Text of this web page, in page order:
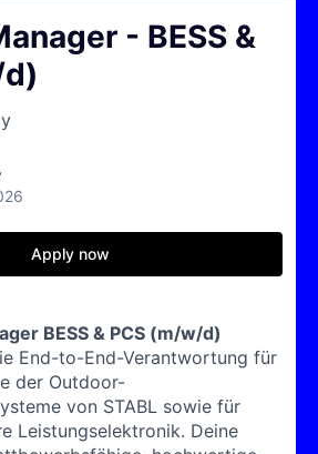
- BESS &
Apply now
BESS & PCS (m/w/d)
End-to-End-Verantwortung für
der Outdoor-
von STABL sowie für
Leistungselektronik. Deine